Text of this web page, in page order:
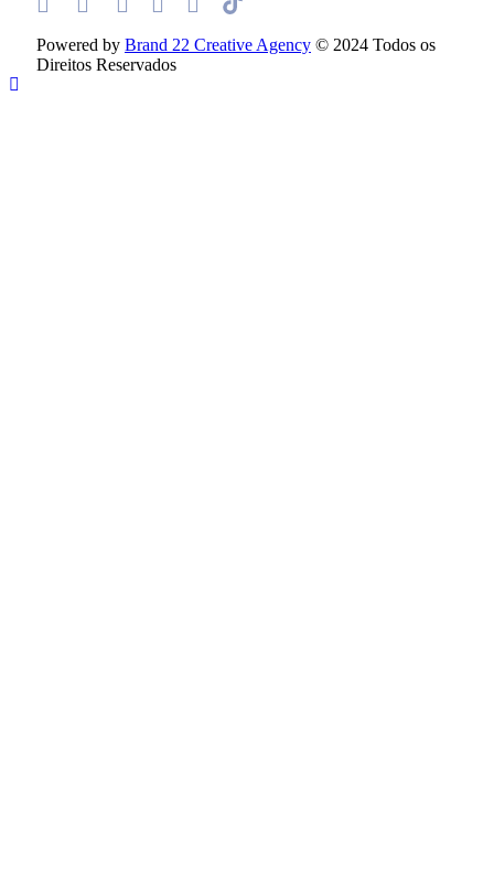
Powered by Brand 22 Creative Agency © 2024 Todos os
Direitos Reservados